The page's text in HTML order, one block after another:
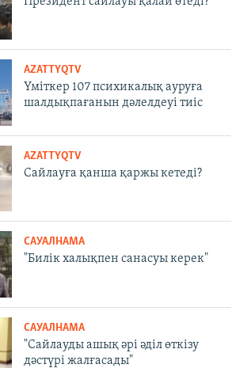
AZATTYQTV
Үміткер 107 психикалық ауруға
шалдықпағанын дәлелдеуі тиіс
AZATTYQTV
Сайлауға қанша қаржы кетеді?
САУАЛНАМА
"Билік халықпен санасуы керек"
САУАЛНАМА
"Сайлауды ашық әрі әділ өткізу
дәстүрі жалғасады"